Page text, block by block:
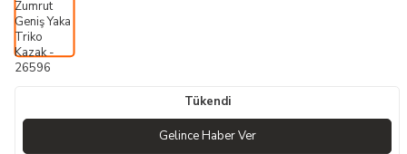
Tükendi
Gelince Haber Ver